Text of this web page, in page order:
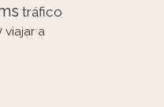
tráfico
viajar a